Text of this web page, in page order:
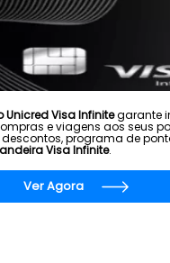
Visa Infinitegarante
e viagens aos seus
programa de
Visa Infinite.
Ver Agora